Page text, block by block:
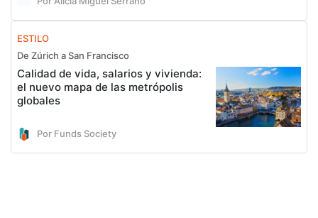
ESTILO
De Zúrich a San Francisco
Calidad de vida, salarios y vivienda:
el nuevo mapa de las metrópolis
globales
Por Funds Society